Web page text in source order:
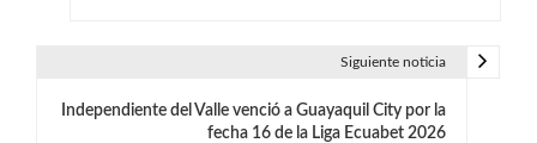
Siguiente noticia
Independiente del Valle venció a Guayaquil City por la
fecha 16 de la Liga Ecuabet 2026